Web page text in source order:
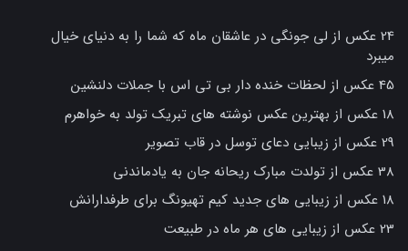
24 عکس از لی جونگی در عاشقان ماه که شما را به دنیای خیال
میبرد
45 عکس از لحظات خنده دار بی تی اس با جملات دلنشین
18 عکس از بهترین عکس نوشته های تبریک تولد به خواهرم
29 عکس از زیبایی دعای توسل در قاب تصویر
38 عکس از تولدت مبارک ریحانه جان به یادماندنی
18 عکس از زیبایی های جدید کیم تهیونگ برای طرفدارانش
23 عکس از زیبایی های هر ماه در طبیعت